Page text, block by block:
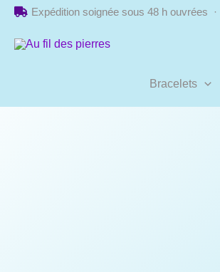
Aller
contenu
Expédition soignée sous 48 h ouvrées ·
Bracelets